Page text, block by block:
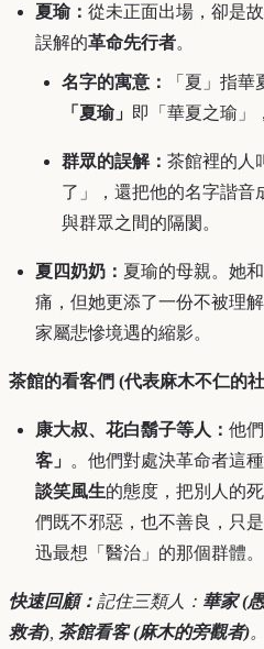
夏瑜： 從未正面出場，卻是
誤解的革命先行者。
名字的寓意：
「夏」指華
「夏瑜」 即「華夏之瑜」
群眾的誤解： 茶館裡的人
了」，還把他的名字諧音
與群眾之間的隔閡。
夏四奶奶： 夏瑜的母親。她
痛，但她更添了一份不被理
家屬悲慘境遇的縮影。
茶館的看客們 (代表麻木不仁的
康大叔、花白鬍子等人： 他
客」 。他們對處決革命者這
談笑風生的態度，把別人的
們既不邪惡，也不善良，只
迅最想「醫治」的那個群體。
快速回顧： 記住三類人： 華家 (
救者) 茶館看客 (麻木的旁觀者)。